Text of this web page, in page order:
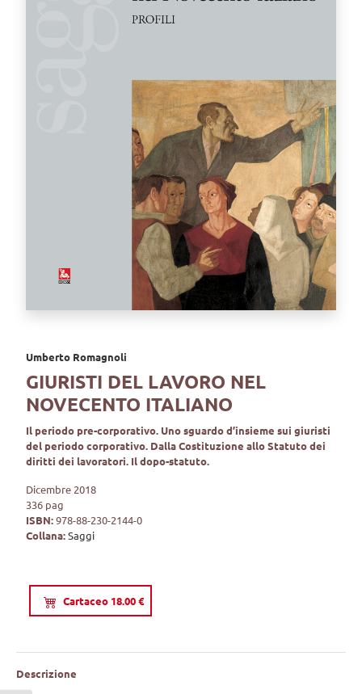
Umberto Romagnoli
GIURISTI DEL LAVORO NEL
NOVECENTO ITALIANO
Il periodo pre-corporativo. Uno sguardo d’insieme sui giuristi
del periodo corporativo. Dalla Costituzione allo Statuto dei
diritti dei lavoratori. Il dopo-statuto.
Dicembre 2018
336 pag
ISBN:978-88-230-2144-0
Collana:Saggi
Cartaceo 18.00 €
Descrizione